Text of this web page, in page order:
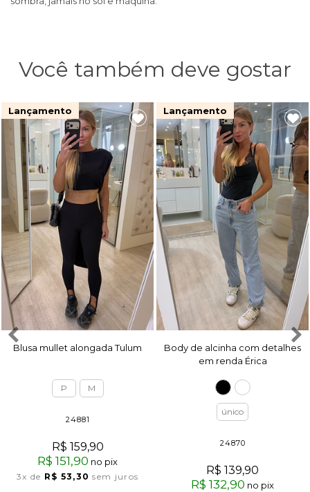
Você também deve gostar
Lançamento
Blusa mullet alongada Tulum
P M
24881
R$ 159,90
R$ 151,90 no pix
3x de R$ 53,30 sem juros
Lançamento
Body de alcinha com detalhes
em renda Érica
único
24870
R$ 139,90
R$ 132,90 no pix